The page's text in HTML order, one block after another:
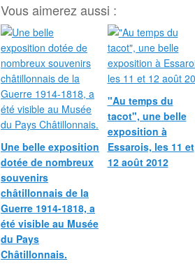
Vous aimerez aussi :
Une belle exposition
dotée de nombreux
souvenirs
châtillonnais de la
Guerre 1914-1818, a
été visible au Musée
du Pays
Châtillonnais.
"Au temps du
tacot", une belle
exposition à
Essarois, les 11 et
12 août 2012